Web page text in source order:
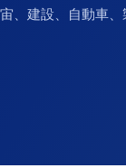
、建設、自動車